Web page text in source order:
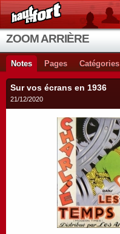
ZOOM ARRIÈRE
Notes Pages Catégories
Sur vos écrans en 1936
21/12/2020